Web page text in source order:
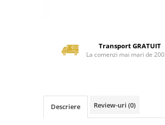
Transport GRATUIT
La comenzi mai mari de
Descriere Review-uri (0)